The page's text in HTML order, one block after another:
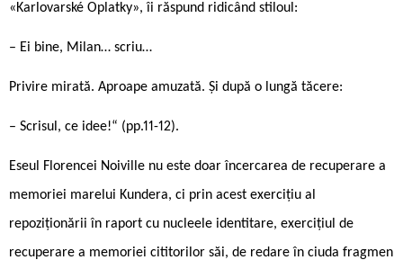
«Karlovarské Oplatky», îi răspund ridicând stiloul:
– Ei bine, Milan… scriu…
Privire mirată. Aproape amuzată. Și după o lungă tăcere:
– Scrisul, ce idee!“ (pp.11-12).
Eseul Florencei Noiville nu este doar încercarea de recuperare a
memoriei marelui Kundera, ci prin acest exercițiu al
repoziționării în raport cu nucleele identitare, exercițiul de
recuperare a memoriei cititorilor săi, de redare în ciuda fragmen